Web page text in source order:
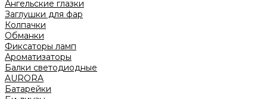
Ангельские глазки
Заглушки для фар
Колпачки
Обманки
Фиксаторы ламп
Ароматизаторы
Балки светодиодные
AURORA
Батарейки